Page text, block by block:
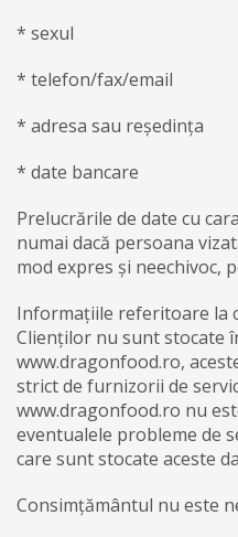
* sexul
* telefon/fax/email
* adresa sau reședința
* date bancare
Prelucrările de date cu
numai dacă persoana
mod expres și neechivoc,
Informațiile referitoare la
Clienților nu sunt stocate
www.dragonfood.ro,
strict de furnizorii de
www.dragonfood.ro nu
eventualele probleme de
care sunt stocate aceste
Consimțământul nu este